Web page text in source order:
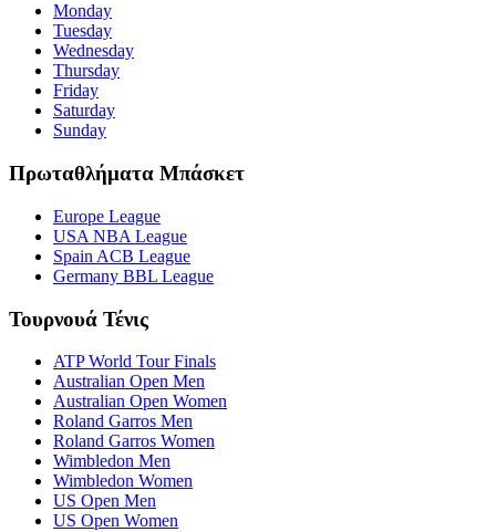
Monday
Tuesday
Wednesday
Thursday
Friday
Saturday
Sunday
Πρωταθλήματα Μπάσκετ
Europe League
USA NBA League
Spain ACB League
Germany BBL League
Τουρνουά Τένις
ATP World Tour Finals
Australian Open Men
Australian Open Women
Roland Garros Men
Roland Garros Women
Wimbledon Men
Wimbledon Women
US Open Men
US Open Women